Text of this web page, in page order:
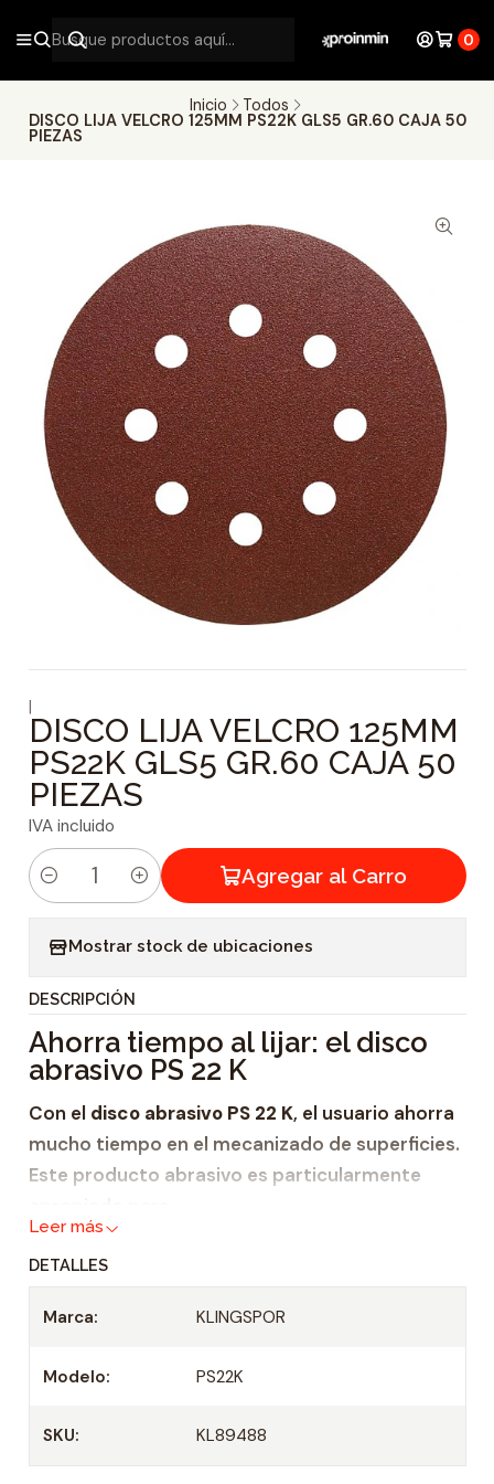
0
Inicio
Todos
DISCO LIJA VELCRO 125MM PS22K GLS5 GR.60 CAJA 50
PIEZAS
|
DISCO LIJA VELCRO 125MM
PS22K GLS5 GR.60 CAJA 50
PIEZAS
IVA incluido
C
i
d
a
d
Agregar al Carro
Mostrar stock de ubicaciones
DESCRIPCIÓN
Ahorra tiempo al lijar: el disco
abrasivo PS 22 K
Con el disco abrasivo PS 22 K, el usuario ahorra
mucho tiempo en el mecanizado de superficies.
Este producto abrasivo es particularmente
madera
metal.
rápidamente la herramienta y reduce al mínimo
segundos, el disco está montado y listo para el
uso y con la misma rapidez se puede volver a
Leer más
DETALLES
Marca: KLINGSPOR
Modelo: PS22K
SKU: KL89488